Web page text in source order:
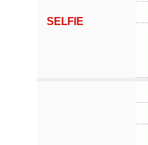
SELFIE